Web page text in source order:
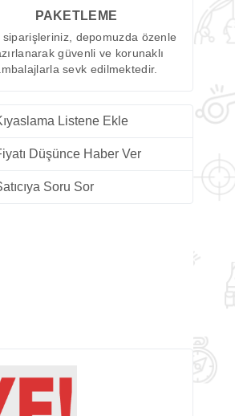
PAKETLEME
siparişleriniz, depomuzda özenle
güvenli ve korunaklı
sevk edilmektedir.
Listene Ekle
Düşünce Haber Ver
Soru Sor